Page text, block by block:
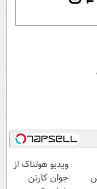
ویدیو هولناک از
جوان کارتن